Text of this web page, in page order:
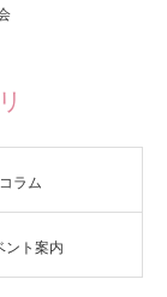
コラム
ント案内